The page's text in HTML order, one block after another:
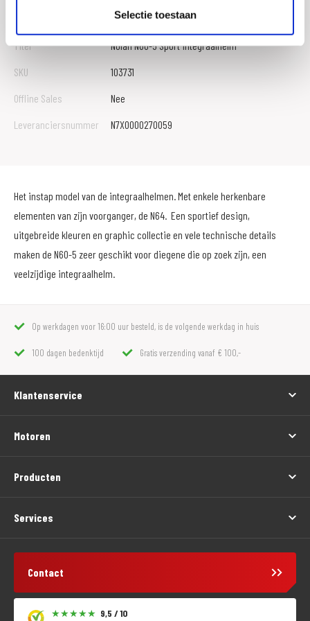
Selectie toestaan
8030635208818
Titel
Nolan N60-5 Sport integraalhelm
SKU
103731
Offline Sales
Nee
Leveranciersnummer
N7X0000270059
Het instap model van de integraalhelmen. Met enkele herkenbare
elementen van zijn voorganger, de N64. Een sportief design,
uitgebreide kleuren en graphic collectie en vele technische details
maken de N60-5 zeer geschikt voor diegene die op zoek zijn, een
veelzijdige integraalhelm.
Op werkdagen voor 16:00 uur besteld, is de volgende werkdag in huis
100 dagen bedenktijd Gratis verzending vanaf € 100,-
Klantenservice
Motoren
Producten
Services
Contact
9,5 / 10